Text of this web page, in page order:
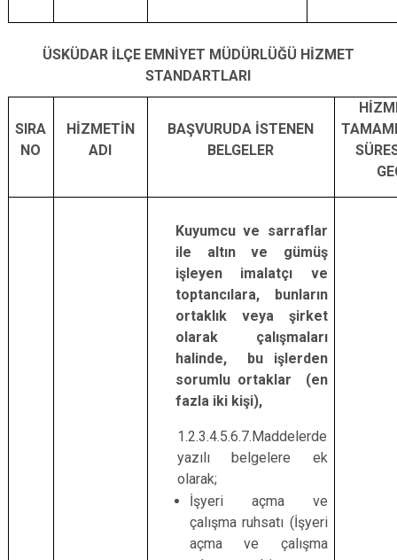
ÜSKÜDAR İLÇE EMNİYET MÜDÜRLÜĞÜ HİZMET
STANDARTLARI
SIRA
NO
HİZMETİN
ADI
BAŞVURUDA İSTENEN
BELGELER
Kuyumcu ve sarraflar
ile altın ve gümüş
işleyen imalatçı ve
toptancılara, bunların
ortaklık veya şirket
olarak çalışmaları
halinde, bu işlerden
sorumlu ortaklar (en
fazla iki kişi),
1.2.3.4.5.6.7.Maddelerde
yazılı belgelere ek
olarak;
İşyeri açma ve
çalışma ruhsatı (İşyeri
açma ve çalışma